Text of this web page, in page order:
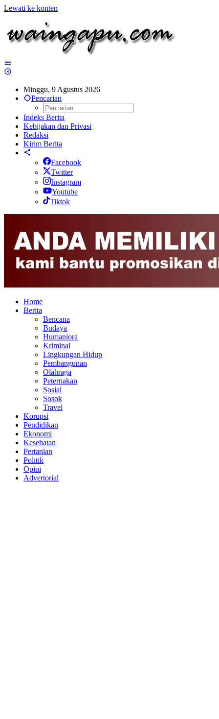
Lewati ke konten
Minggu, 9 Agustus 2026
Pencarian
Indeks Berita
Kebijakan dan Privasi
Redaksi
Kirim Berita
Facebook
Twitter
Instagram
Youtube
Tiktok
Home
Berita
Bencana
Budaya
Humaniora
Kriminal
Lingkungan Hidup
Pembangunan
Olahraga
Peternakan
Sosial
Sosok
Travel
Korupsi
Pendidikan
Ekonomi
Kesehatan
Pertanian
Politik
Opini
Advertorial